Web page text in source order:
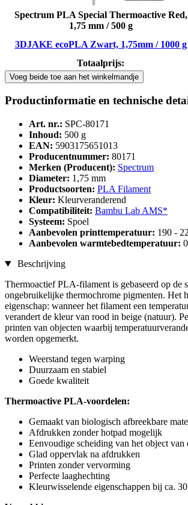
Spectrum PLA Special Thermoactive Red,
1,75 mm / 500 g
3DJAKE ecoPLA Zwart, 1,75mm / 1000 g
Totaalprijs:
Voeg beide toe aan het winkelmandje
Productinformatie en technische
Art. nr.: SPC-80171
Inhoud: 500 g
EAN: 5903175651013
Producentnummer: 80171
Merken (Producent): Spectrum
Diameter: 1,75 mm
Productsoorten: PLA Filament
Kleur: Kleurveranderend
Compatibiliteit: Bambu Lab AMS*
Systeem: Spoel
Aanbevolen printtemperatuur: 190 -
Aanbevolen warmtebedtemperatuur:
Beschrijving
Thermoactief PLA-filament is gebaseerd op de
ongebruikelijke thermochrome pigmenten. Het
eigenschap: wanneer het filament een
verandert de kleur van rood in beige (natuur).
printen van objecten waarbij
worden opgemerkt.
Weerstand tegen warping
Duurzaam en stabiel
Goede kwaliteit
Thermoactive PLA-voordelen:
Gemaakt van biologisch afbreekbare
Afdrukken zonder hotpad mogelijk
Eenvoudige scheiding van het object van
Glad oppervlak na afdrukken
Printen zonder vervorming
Perfecte laaghechting
Kleurwisselende eigenschappen bij ca.